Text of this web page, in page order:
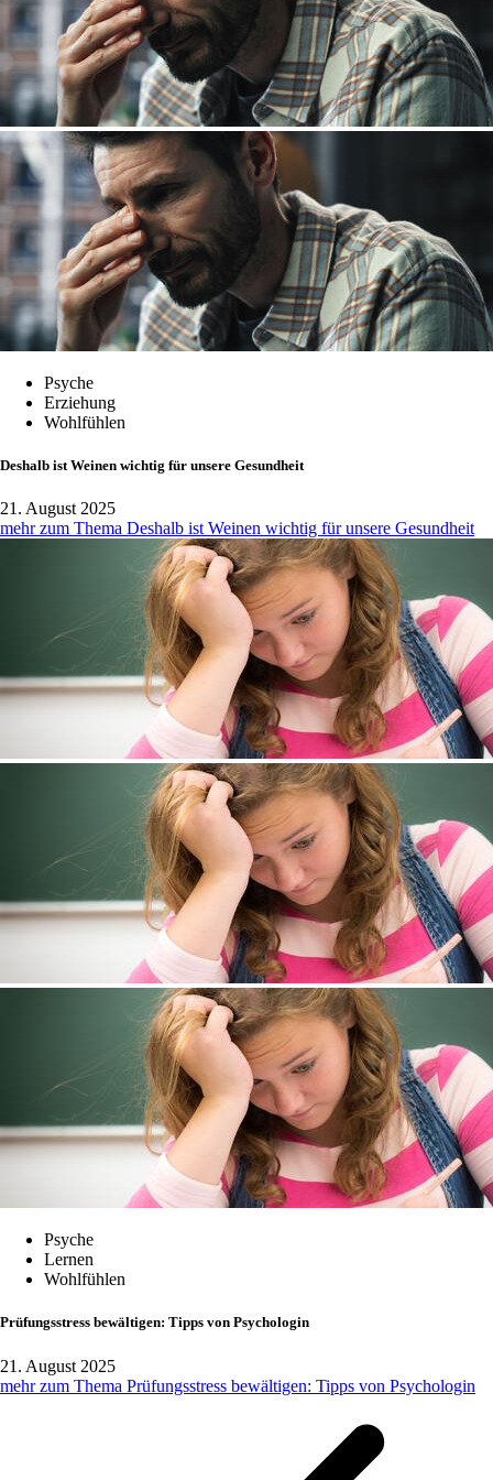
Psyche
Erziehung
Wohlfühlen
Deshalb ist Weinen wichtig für unsere Gesundheit
21. August 2025
mehr zum Thema Deshalb ist Weinen wichtig für unsere Gesundheit
Psyche
Lernen
Wohlfühlen
Prüfungsstress bewältigen: Tipps von Psychologin
21. August 2025
mehr zum Thema Prüfungsstress bewältigen: Tipps von Psychologin